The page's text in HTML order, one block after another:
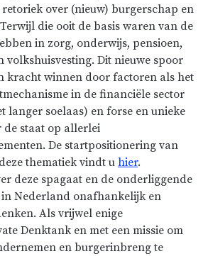
over (nieuw) burgerschap en
die ooit de basis waren van de
in zorg, onderwijs, pensioen,
volkshuisvesting. Dit nieuwe spoor
kracht winnen door factoren als het
in de financiële sector
langer soelaas) en forse en unieke
staat op allerlei
De startpositionering van
thematiek vindt u hier.
deze spagaat en de onderliggende
in Nederland onafhankelijk en
Als vrijwel enige
Denktank en met een missie om
en burgerinbreng te